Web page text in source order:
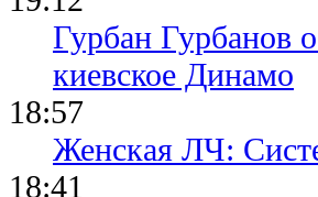
Гурбан Гурбанов
киевское Динамо
18:57
Женская ЛЧ:
18:41